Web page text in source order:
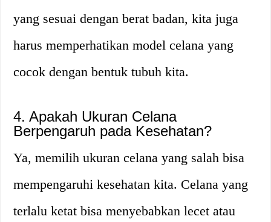
yang sesuai dengan berat badan, kita juga
harus memperhatikan model celana yang
cocok dengan bentuk tubuh kita.
4. Apakah Ukuran Celana
Berpengaruh pada Kesehatan?
Ya, memilih ukuran celana yang salah bisa
mempengaruhi kesehatan kita. Celana yang
terlalu ketat bisa menyebabkan lecet atau